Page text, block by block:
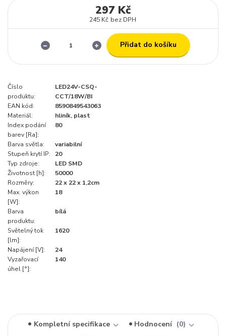
297 Kč
245 Kč bez DPH
Přidat do košíku
Číslo
produktu:
LED24V-CSQ-
CCT/18W/BI
EAN kód:
8590849543063
Materiál:
hliník, plast
Index podání
barev [Ra]:
80
Barva světla:
variabilní
Stupeň krytí IP:
20
Typ zdroje:
LED SMD
Životnost [h]:
50000
Rozměry:
22 x 22 x 1,2cm
Max. výkon
[W]:
18
Barva
produktu:
bílá
Světelný tok
[lm]:
1620
Napájení [V]:
24
Vyzařovací
úhel [°]:
140
Kompletní specifikace Hodnocení
0